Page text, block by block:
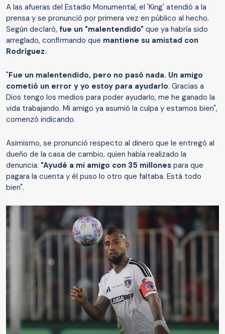
A las afueras del Estadio Monumental, el 'King' atendió a la
prensa y se pronunció por primera vez en público al hecho.
Según declaró, fue un "malentendido" que ya habría sido
arreglado, confirmando que mantiene su amistad con
Rodríguez.
"Fue un malentendido, pero no pasó nada. Un amigo
cometió un error y yo estoy para ayudarlo. Gracias a
Dios tengo los medios para poder ayudarlo, me he ganado la
vida trabajando. Mi amigo ya asumió la culpa y estamos bien",
comenzó indicando.
Asimismo, se pronunció respecto al dinero que le entregó al
dueño de la casa de cambio, quien había realizado la
denuncia: "Ayudé a mi amigo con 35 millones para que
pagara la cuenta y él puso lo otro que faltaba. Está todo
bien".